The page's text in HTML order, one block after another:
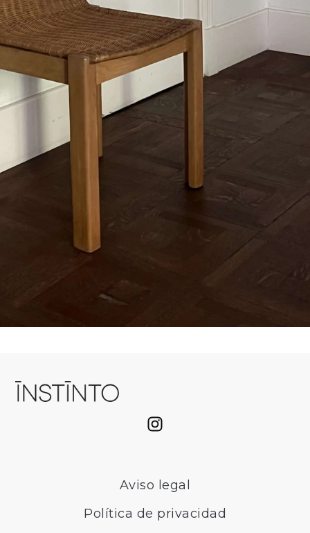
Aviso legal
Política de privacidad